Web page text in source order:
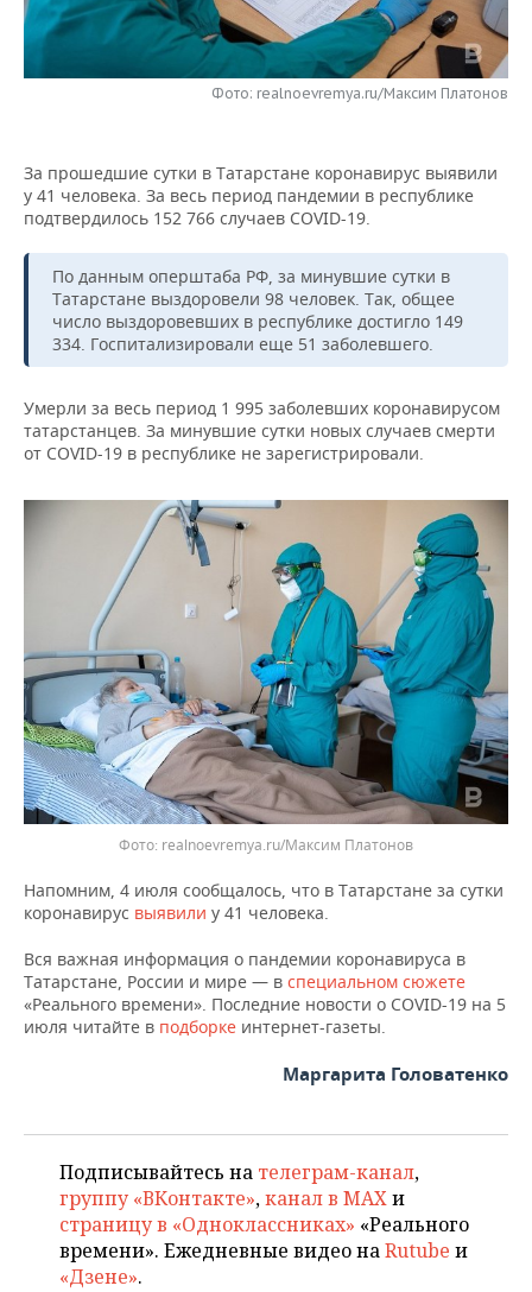
НЕФТЕХИМИЯ
ЭНЕРГЕТИКА
РОЗНИЧНАЯ ТОРГОВЛЯ
НОВОСТИ ТЕХНОЛОГИЙ
ТЕЛЕКОММУНИКАЦИИ
МЕРОПРИЯТИЯ
НОВОСТИ МЕРОПРИЯТИЙ
БИЗНЕС-БРАНЧИ
ОТКРЫТАЯ ЛЕКЦИЯ
ФУТБОЛ
БАСКЕТБОЛ
ВОЛЕЙБОЛ
КИБЕРСПОРТ
ВОДНЫЕ ВИДЫ СПОРТА
ХОККЕЙ С МЯЧОМ
НОВОСТИ ОБЩЕСТВА
ИНФРАСТРУКТУРА
ИСТОРИЯ
КУЛЬТУРА
ОБРАЗОВАНИЕ
ПРОИСШЕСТВИЯ
ФОТОГАЛЕРЕЯ
СЮЖЕТЫ
СПРАВОЧНИК
СПИСОК ПЕРСОН
СПИСОК КОМПАНИЙ
ПОЛНАЯ ВЕРСИЯ
Фото: realnoevremya.ru/Максим Платонов
За прошедшие сутки в Татарстане коронавирус выявили
у 41 человека. За весь период пандемии в республике
подтвердилось 152 766 случаев COVID-19.
По данным оперштаба РФ, за минувшие сутки в
Татарстане выздоровели 98 человек. Так, общее
число выздоровевших в республике достигло 149
334. Госпитализировали еще 51 заболевшего.
Умерли за весь период 1 995 заболевших коронавирусом
татарстанцев. За минувшие сутки новых случаев смерти
от COVID-19 в республике не зарегистрировали.
realnoevremya.ru/Максим Платонов
Напомним, 4 июля сообщалось, что в Татарстане за сутки
коронавирус выявили у 41 человека.
Вся важная информация о пандемии коронавируса в
Татарстане, России и мире — в специальном сюжете
«Реального времени». Последние новости о COVID-19 на 5
июля читайте в подборке интернет-газеты.
Маргарита Головатенко
Подписывайтесь на телеграм-канал,
группу «ВКонтакте»,канал в MAXи
страницу в «Одноклассниках» «Реального
времени». Ежедневные видео наRutube и
«Дзене».